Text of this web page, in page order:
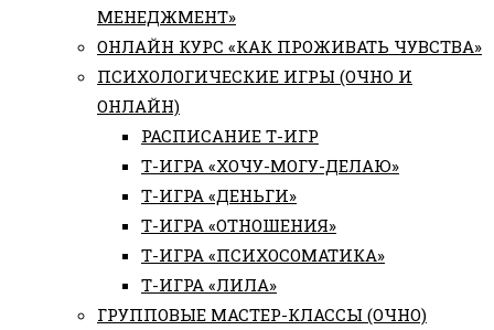
МЕНЕДЖМЕНТ»
ОНЛАЙН КУРС «КАК ПРОЖИВАТЬ ЧУВСТВА»
ПСИХОЛОГИЧЕСКИЕ ИГРЫ (ОЧНО И
ОНЛАЙН)
РАСПИСАНИЕ Т-ИГР
Т-ИГРА «ХОЧУ-МОГУ-ДЕЛАЮ»
Т-ИГРА «ДЕНЬГИ»
Т-ИГРА «ОТНОШЕНИЯ»
Т-ИГРА «ПСИХОСОМАТИКА»
Т-ИГРА «ЛИЛА»
ГРУППОВЫЕ МАСТЕР-КЛАССЫ (ОЧНО)